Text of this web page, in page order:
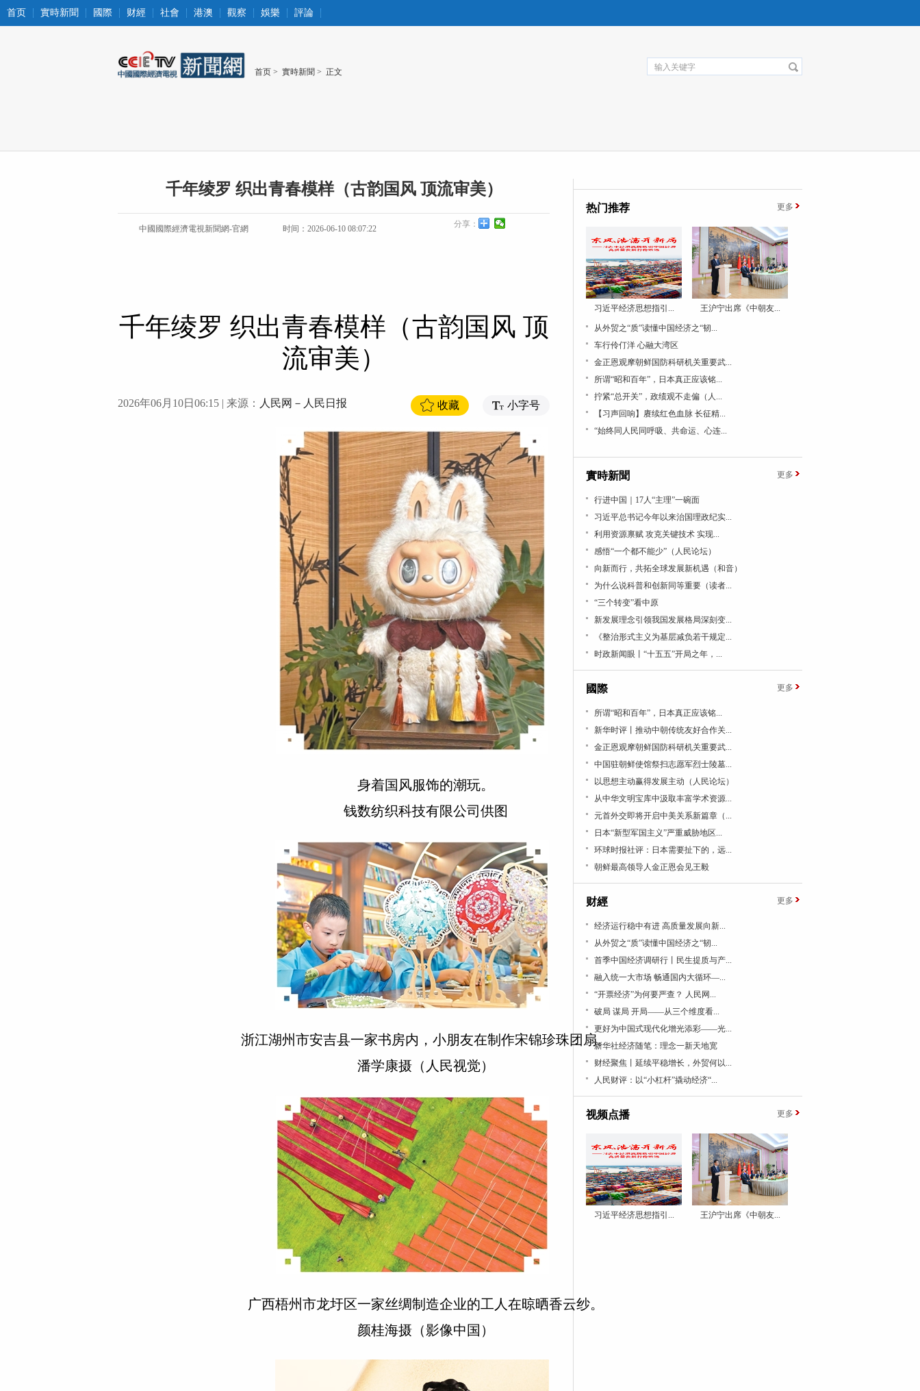
首页 實時新聞 國際 财經 社會 港澳 觀察 娛樂 評論
首页 > 實時新聞 > 正文
千年绫罗 织出青春模样（古韵国风 顶流审美）
中國國際經濟電視新聞網-官網 时间：2026-06-10 08:07:22 分享：
千年绫罗 织出青春模样（古韵国风 顶
流审美）
2026年06月10日06:15 | 来源： 人民网－人民日报 收藏 小字号
身着国风服饰的潮玩。
钱数纺织科技有限公司供图
浙江湖州市安吉县一家书房内，小朋友在制作宋锦珍珠团扇。
潘学康摄（人民视觉）
广西梧州市龙圩区一家丝绸制造企业的工人在晾晒香云纱。
颜桂海摄（影像中国）
热门推荐 更多
习近平经济思想指引... 王沪宁出席《中朝友...
从外贸之“质”读懂中国经济之“韧...
车行伶仃洋 心融大湾区
金正恩观摩朝鲜国防科研机关重要武...
所谓“昭和百年”，日本真正应该铭...
拧紧“总开关”，政绩观不走偏（人...
【习声回响】赓续红色血脉 长征精...
“始终同人民同呼吸、共命运、心连...
實時新聞 更多
行进中国｜17人“主理”一碗面
习近平总书记今年以来治国理政纪实...
利用资源禀赋 攻克关键技术 实现...
感悟“一个都不能少”（人民论坛）
向新而行，共拓全球发展新机遇（和音）
为什么说科普和创新同等重要（读者...
“三个转变”看中原
新发展理念引领我国发展格局深刻变...
《整治形式主义为基层减负若干规定...
时政新闻眼丨“十五五”开局之年，...
國際 更多
所谓“昭和百年”，日本真正应该铭...
新华时评丨推动中朝传统友好合作关...
金正恩观摩朝鲜国防科研机关重要武...
中国驻朝鲜使馆祭扫志愿军烈士陵墓...
以思想主动赢得发展主动（人民论坛）
从中华文明宝库中汲取丰富学术资源...
元首外交即将开启中美关系新篇章（...
日本“新型军国主义”严重威胁地区...
环球时报社评：日本需要扯下的，远...
朝鲜最高领导人金正恩会见王毅
财經 更多
经济运行稳中有进 高质量发展向新...
从外贸之“质”读懂中国经济之“韧...
首季中国经济调研行丨民生提质与产...
融入统一大市场 畅通国内大循环—...
“开票经济”为何要严查？ 人民网...
破局 谋局 开局——从三个维度看...
更好为中国式现代化增光添彩——光...
新华社经济随笔：理念一新天地宽
财经聚焦丨延续平稳增长，外贸何以...
人民财评：以“小杠杆”撬动经济“...
视频点播 更多
习近平经济思想指引... 王沪宁出席《中朝友...